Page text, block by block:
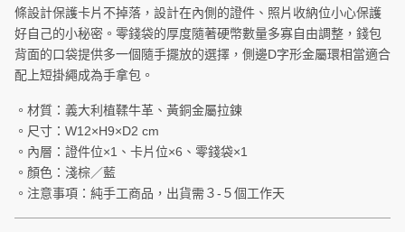
條設計保護卡片不掉落，設計在內側的證件、照片收納位小心保護
好自己的小秘密。零錢袋的厚度隨著硬幣數量多寡自由調整，錢包
背面的口袋提供多一個隨手擺放的選擇，側邊D字形金屬環相當適合
配上短掛繩成為手拿包。
。材質：義大利植鞣牛革、黃銅金屬拉鍊
。尺寸：W12×H9×D2 cm
。內層：證件位×1、卡片位×6、零錢袋×1
。顏色：淺棕／藍
。注意事項：純手工商品，出貨需３-５個工作天